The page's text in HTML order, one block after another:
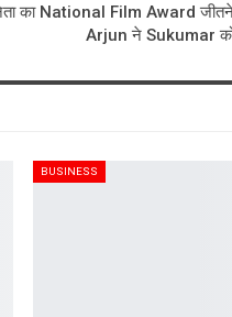
का National Film Award
Arjun ने Sukumar
BUSINESS